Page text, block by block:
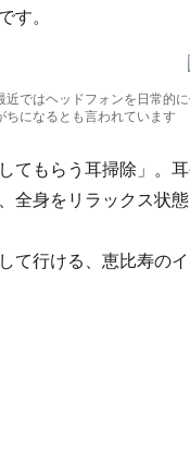
す。
近ではヘッドフォンを日常的
ちになるとも言われています
てもらう耳掃除」。
全身をリラックス状態
て行ける、恵比寿の